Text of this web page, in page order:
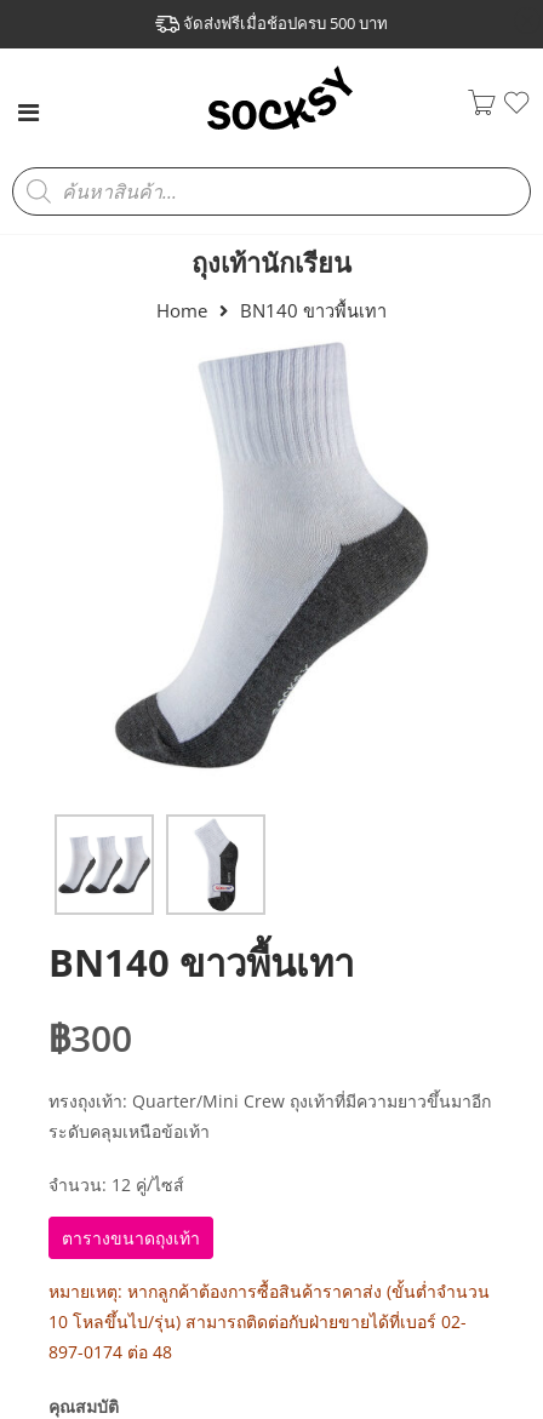
จัดส่งฟรีเมื่อช้อปครบ 500 บาท
ถุงเท้านักเรียน
Home BN140 ขาวพื้นเทา
BN140 ขาวพื้นเทา
฿300
ทรงถุงเท้า: Quarter/Mini Crew ถุงเท้าที่มีความยาวขึ้นมาอีก
ระดับคลุมเหนือข้อเท้า
จำนวน: 12 คู่/ไซส์
ตารางขนาดถุงเท้า
หมายเหตุ: หากลูกค้าต้องการซื้อสินค้าราคาส่ง (ขั้นต่ำจำนวน
10 โหลขึ้นไป/รุ่น) สามารถติดต่อกับฝ่ายขายได้ที่เบอร์ 02-
897-0174 ต่อ 48
คุณสมบัติ